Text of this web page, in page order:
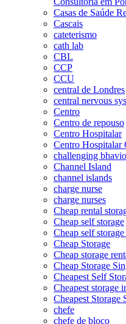
Casas de Saúde
Cascais
cateterismo
cath lab
CBL
CCP
CCU
central de Londres
central nervous
Centro
Centro de repouso
Centro Hospitalar
Centro Hospitalar
challenging
Channel Island
channel islands
charge nurse
charge nurses
Cheap rental
Cheap self storage
Cheap self
Cheap Storage
Cheap storage
Cheap Storage
Cheapest Self
Cheapest storage
Cheapest Storage
chefe
chefe de bloco